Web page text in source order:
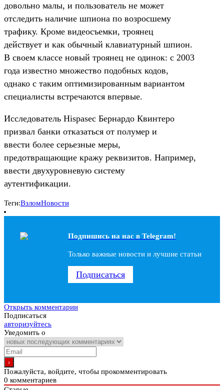
довольно малы, и пользователь не может
отследить наличие шпиона по возросшему
трафику. Кроме видеосъемки, троянец
действует и как обычный клавиатурный шпион.
В своем классе новый троянец не одинок: с 2003
года известно множество подобных кодов,
однако с таким оптимизированным вариантом
специалисты встречаются впервые.
Исследователь Hispasec Бернардо Квинтеро
призвал банки отказаться от полумер и
ввести более серьезные меры,
предотвращающие кражу реквизитов. Например,
ввести двухуровневую систему
аутентификации.
Теги:ВзломНовости
Подпишись на наc в Telegram!
Только важные новости и лучшие статьи
Подписаться
Открыть комментарии
Подписаться
авторизуйтесь
Уведомить о
Пожалуйста, войдите, чтобы прокомментировать
0 комментариев